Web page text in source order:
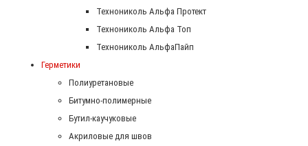
Технониколь Альфа Протект
Технониколь Альфа Топ
Технониколь АльфаПайп
Герметики
Полиуретановые
Битумно-полимерные
Бутил-каучуковые
Акриловые для швов